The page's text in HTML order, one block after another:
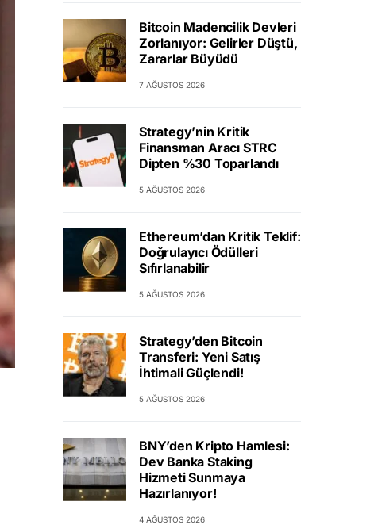
Bitcoin Madencilik Devleri
Zorlanıyor: Gelirler Düştü,
Zararlar Büyüdü
7 AĞUSTOS 2026
Strategy’nin Kritik
Finansman Aracı STRC
Dipten %30 Toparlandı
5 AĞUSTOS 2026
Ethereum’dan Kritik Teklif:
Doğrulayıcı Ödülleri
Sıfırlanabilir
5 AĞUSTOS 2026
Strategy’den Bitcoin
Transferi: Yeni Satış
İhtimali Güçlendi!
5 AĞUSTOS 2026
BNY’den Kripto Hamlesi:
Dev Banka Staking
Hizmeti Sunmaya
Hazırlanıyor!
4 AĞUSTOS 2026